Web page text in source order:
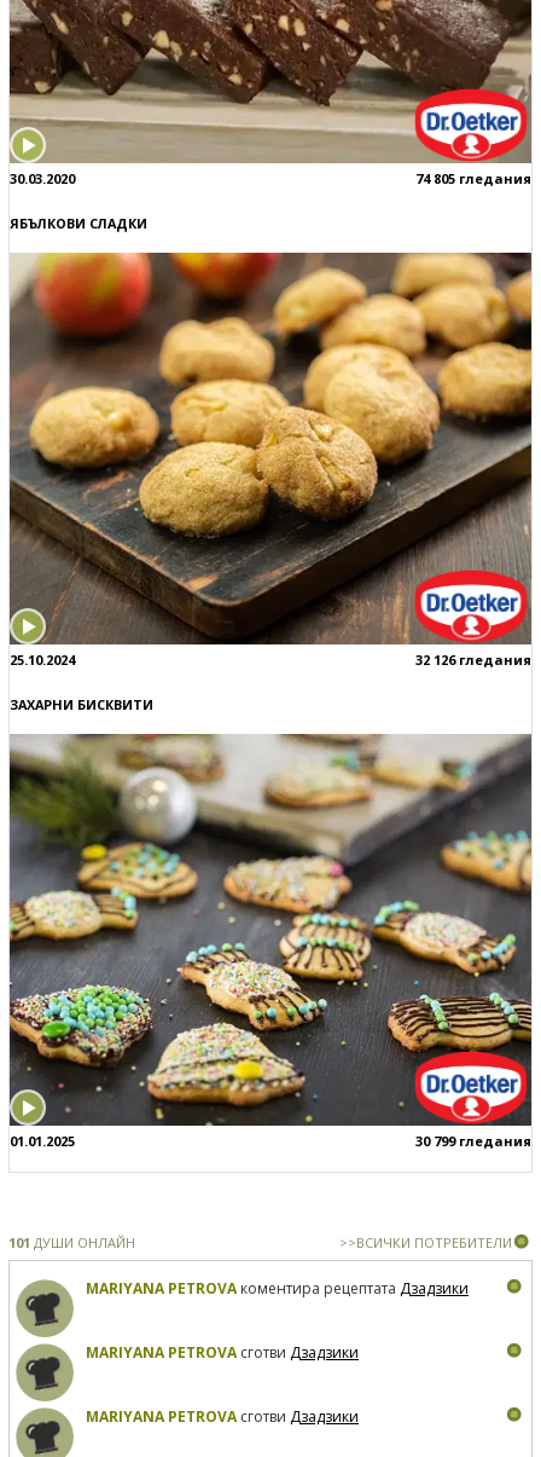
30.03.2020 74 805 гледания
ЯБЪЛКОВИ СЛАДКИ
25.10.2024 32 126 гледания
ЗАХАРНИ БИСКВИТИ
01.01.2025 30 799 гледания
101 ДУШИ ОНЛАЙН >>ВСИЧКИ ПОТРЕБИТЕЛИ
MARIYANA PETROVAкоментира рецептата Дзадзики
MARIYANA PETROVAсготви Дзадзики
MARIYANA PETROVAсготви Дзадзики